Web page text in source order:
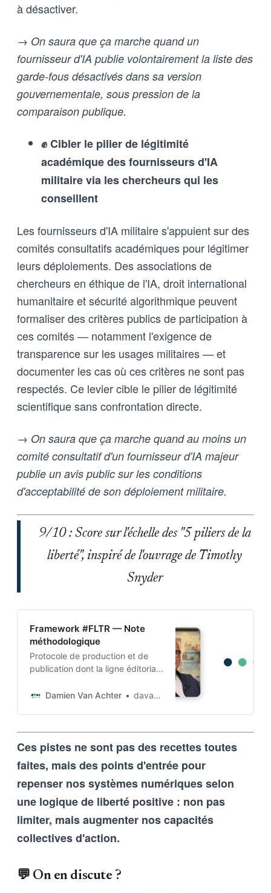
à désactiver.
→ On saura que ça marche quand un
fournisseur d'IA publie volontairement la liste des
garde-fous désactivés dans sa version
gouvernementale, sous pression de la
comparaison publique.
✊ Cibler le pilier de légitimité
académique des fournisseurs d'IA
militaire via les chercheurs qui les
conseillent
Les fournisseurs d'IA militaire s'appuient sur des
comités consultatifs académiques pour légitimer
leurs déploiements. Des associations de
chercheurs en éthique de l'IA, droit international
humanitaire et sécurité algorithmique peuvent
formaliser des critères publics de participation à
ces comités — notamment l'exigence de
transparence sur les usages militaires — et
documenter les cas où ces critères ne sont pas
respectés. Ce levier cible le pilier de légitimité
scientifique sans confrontation directe.
→ On saura que ça marche quand au moins un
comité consultatif d'un fournisseur d'IA majeur
publie un avis public sur les conditions
d'acceptabilité de son déploiement militaire.
9/10 : Score sur l'échelle des "5 piliers de la
liberté", inspiré de l'ouvrage de Timothy
Snyder
Framework #FLTR — Note
méthodologique
Protocole de production et de
publication dont la ligne éditoriale
projet. Cette architecture auto-
techniques, imposées tant aux
outils d’intelligence artificielle
et vice-versa
Damien Van Achter davanac
Ces pistes ne sont pas des recettes toutes
faites, mais des points d'entrée pour
repenser nos systèmes numériques selon
une logique de liberté positive : non pas
limiter, mais augmenter nos capacités
collectives d'action.
💬 On en discute ?